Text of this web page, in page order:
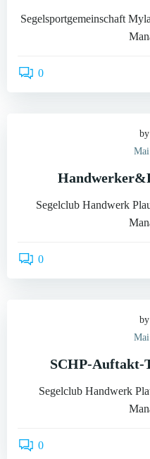
Segelsportgemeinschaft
0
by
Segelclub Handwerk
0
by
SCHP-Auftakt-
Segelclub Handwerk
0